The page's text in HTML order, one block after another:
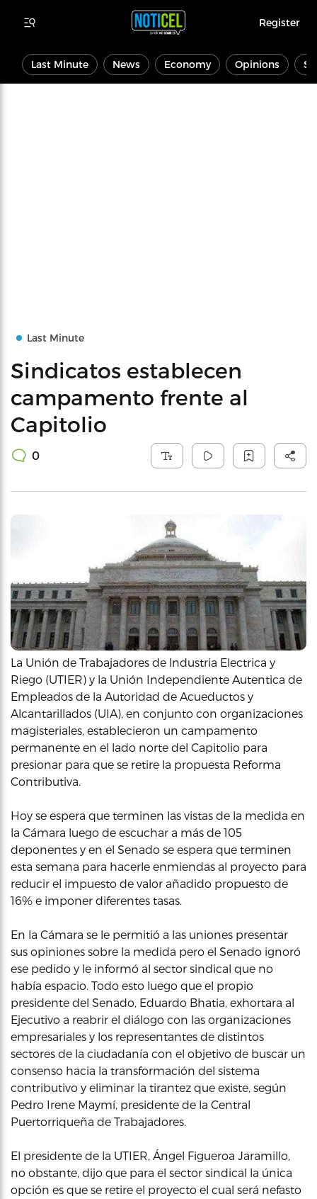
Register
Last Minute News Economy Opinions
Last Minute
Sindicatos establecen
campamento frente al
Capitolio
0
La Unión de Trabajadores de lndustria Electrica y
Riego (UTIER) y la Unión Independiente Autentica de
Empleados de la Autoridad de Acueductos y
Alcantarillados (UIA), en conjunto con organizaciones
magisteriales, establecieron un campamento
permanente en el lado norte del Capitolio para
presionar para que se retire la propuesta Reforma
Contributiva.
Hoy se espera que terminen las vistas de la medida en
la Cámara luego de escuchar a más de 105
deponentes y en el Senado se espera que terminen
esta semana para hacerle enmiendas al proyecto para
reducir el impuesto de valor añadido propuesto de
16% e imponer diferentes tasas.
En la Cámara se le permitió a las uniones presentar
sus opiniones sobre la medida pero el Senado ignoró
ese pedido y le informó al sector sindical que no
había espacio. Todo esto luego que el propio
presidente del Senado, Eduardo Bhatia, exhortara al
Ejecutivo a reabrir el diálogo con las organizaciones
empresariales y los representantes de distintos
sectores de la ciudadanía con el objetivo de buscar un
consenso hacia la transformación del sistema
contributivo y eliminar la tirantez que existe, según
Pedro Irene Maymí, presidente de la Central
Puertorriqueña de Trabajadores.
El presidente de la UTIER, Ángel Figueroa Jaramillo,
no obstante, dijo que para el sector sindical la única
opción es que se retire el proyecto el cual será nefasto